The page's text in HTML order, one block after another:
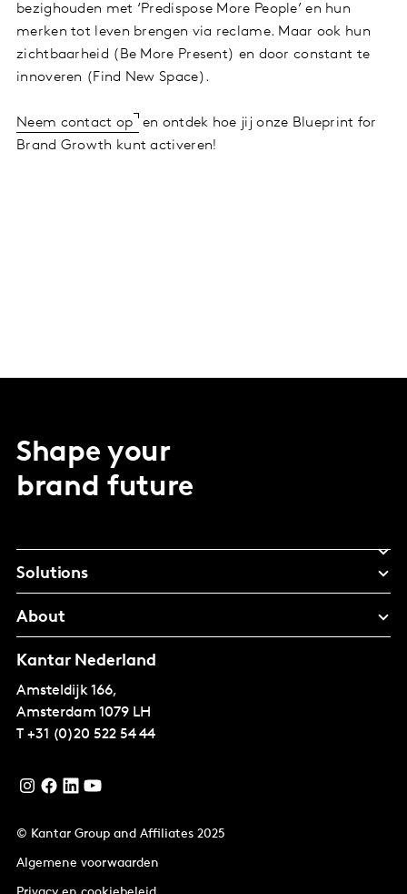
bezighouden met ‘Predispose More People’ en hun
merken tot leven brengen via reclame. Maar ook hun
zichtbaarheid (Be More Present) en door constant te
innoveren (Find New Space).
Neem contact op en ontdek hoe jij onze Blueprint for
Brand Growth kunt activeren!
Shape your
brand future
Solutions
About
Kantar Nederland
Amsteldijk 166,
Amsterdam 1079 LH
T +31 (0)20 522 54 44
© Kantar Group and Affiliates 2025
Algemene voorwaarden